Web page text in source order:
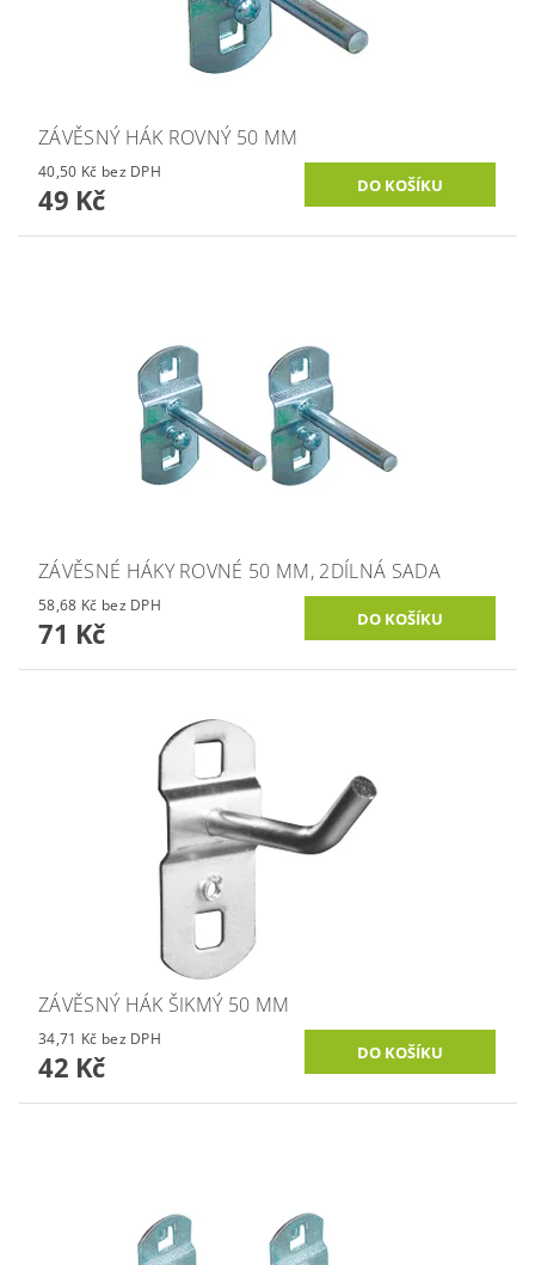
ZÁVĚSNÝ HÁK ROVNÝ 50 MM
40,50 Kč bez DPH
49 Kč
ZÁVĚSNÉ HÁKY ROVNÉ 50 MM, 2DÍLNÁ SADA
58,68 Kč bez DPH
71 Kč
ZÁVĚSNÝ HÁK ŠIKMÝ 50 MM
34,71 Kč bez DPH
42 Kč